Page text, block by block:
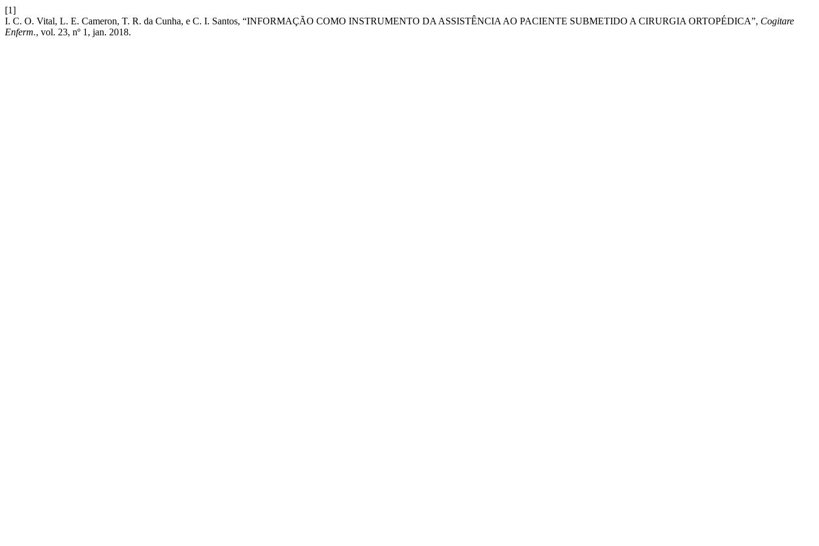
[1]
I. C. O. Vital, L. E. Cameron, T. R. da Cunha, e C. I. Santos, “INFORMAÇÃO COMO INSTRUMENTO DA ASSISTÊNCIA AO PACIENTE SUBMETIDO A CIRURGIA ORTOPÉDICA”, Cogitare
Enferm., vol. 23, nº 1, jan. 2018.